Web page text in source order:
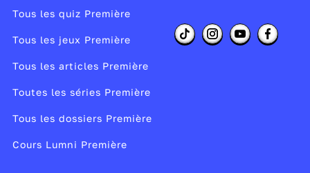
Tous les quiz Première
Tous les jeux Première
Tous les articles Première
Toutes les séries Première
Tous les dossiers Première
Cours Lumni Première